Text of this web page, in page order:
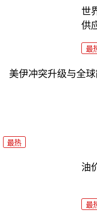
世
供
最
美伊冲突升级与全
最热
油
最